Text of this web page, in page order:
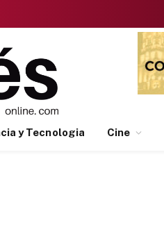
y Tecnologia Cine